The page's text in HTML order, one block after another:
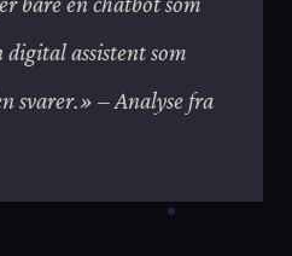
assistent som
svarer.» – Analyse fra